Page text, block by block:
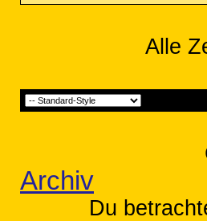
Alle
Archiv
Du